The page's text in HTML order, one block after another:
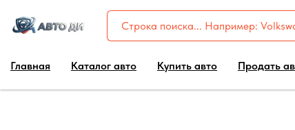
Главная Каталог авто Купить авто Продать